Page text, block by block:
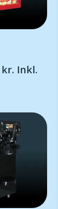
kr. Inkl.